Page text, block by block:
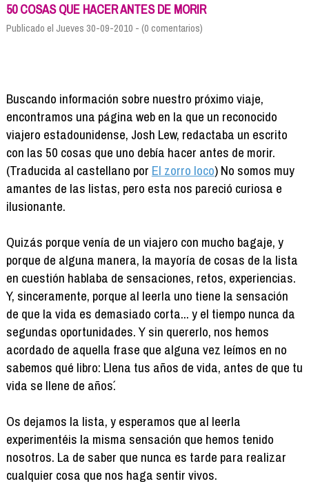
Info viajeros
50 COSAS QUE HACER ANTES DE MORIR
Publicado el Jueves 30-09-2010 - (0 comentarios)
Buscando información sobre nuestro próximo viaje,
encontramos una página web en la que un reconocido
viajero estadounidense, Josh Lew, redactaba un escrito
con las 50 cosas que uno debía hacer antes de morir.
(Traducida al castellano por El zorro loco) No somos muy
amantes de las listas, pero esta nos pareció curiosa e
ilusionante.
Quizás porque venía de un viajero con mucho bagaje, y
porque de alguna manera, la mayoría de cosas de la lista
en cuestión hablaba de sensaciones, retos, experiencias.
Y, sinceramente, porque al leerla uno tiene la sensación
de que la vida es demasiado corta... y el tiempo nunca da
segundas oportunidades. Y sin quererlo, nos hemos
acordado de aquella frase que alguna vez leímos en no
sabemos qué libro: `Llena tus años de vida, antes de que tu
vida se llene de años´.
Os dejamos la lista, y esperamos que al leerla
experimentéis la misma sensación que hemos tenido
nosotros. La de saber que nunca es tarde para realizar
cualquier cosa que nos haga sentir vivos.